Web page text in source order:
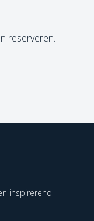
reserveren.
inspirerend